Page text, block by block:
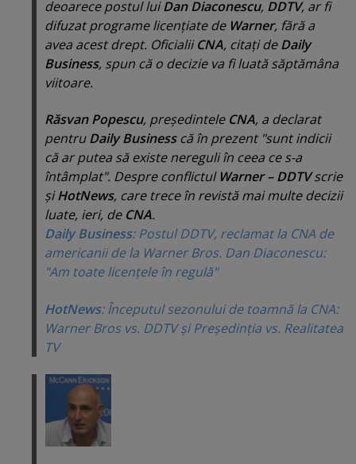
deoarece postul luiDan Diaconescu, DDTV, ar fi
difuzat programe licenţiate de Warner, fără a
avea acest drept. OficialiiCNA, citaţi deDaily
Business, spun că o decizie va fi luată săptămâna
viitoare.
Răsvan Popescu, preşedintele CNA, a declarat
pentruDaily Businesscă în prezent "sunt indicii
că ar putea să existe nereguli în ceea ce s-a
întâmplat". Despre conflictul Warner – DDTVscrie
şiHotNews, care trece în revistă mai multe decizii
luate, ieri, de CNA.
Daily Business: Postul DDTV, reclamat la CNA de
americanii de la Warner Bros. Dan Diaconescu:
"Am toate licenţele în regulă"
HotNews: Începutul sezonului de toamnă la CNA:
Warner Bros vs. DDTV şi Preşedinţia vs. Realitatea
TV